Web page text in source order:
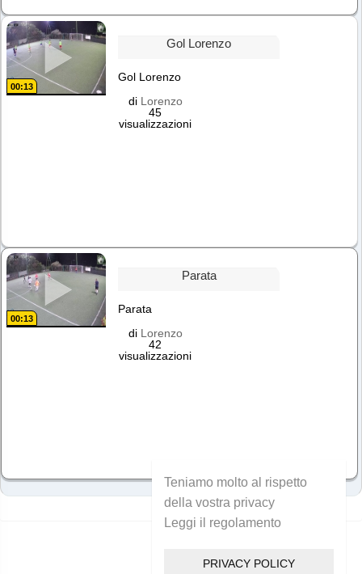
00:13
Gol Lorenzo
Gol Lorenzo
di Lorenzo
45
visualizzazioni
00:13
Parata
Parata
di Lorenzo
42
visualizzazioni
Teniamo molto al rispetto
della vostra privacy
Leggi il regolamento
PRIVACY POLICY